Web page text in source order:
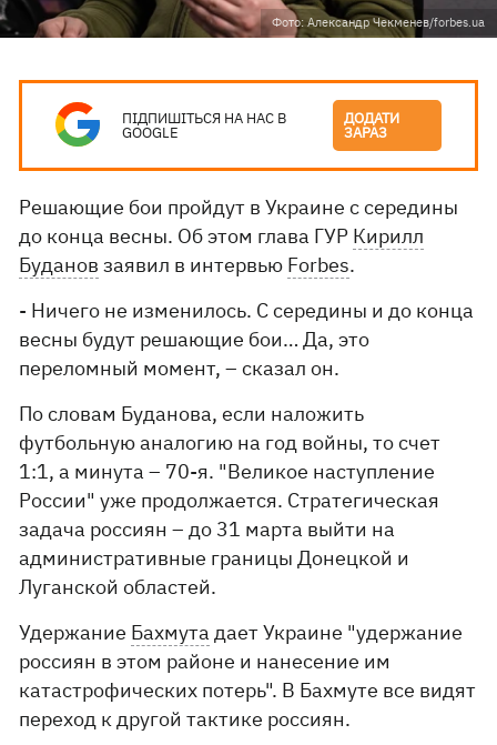
Фото: Александр Чекменев/forbes.ua
ПІДПИШІТЬСЯ НА НАС В
GOOGLE
ДОДАТИ
ЗАРАЗ
Решающие бои пройдут в Украине с середины
до конца весны. Об этом глава ГУР Кирилл
Буданов заявил в интервью Forbes.
- Ничего не изменилось. С середины и до конца
весны будут решающие бои… Да, это
переломный момент, – сказал он.
По словам Буданова, если наложить
футбольную аналогию на год войны, то счет
1:1, а минута – 70-я. "Великое наступление
России" уже продолжается. Стратегическая
задача россиян – до 31 марта выйти на
административные границы Донецкой и
Луганской областей.
Удержание Бахмута дает Украине "удержание
россиян в этом районе и нанесение им
катастрофических потерь". В Бахмуте все видят
переход к другой тактике россиян.